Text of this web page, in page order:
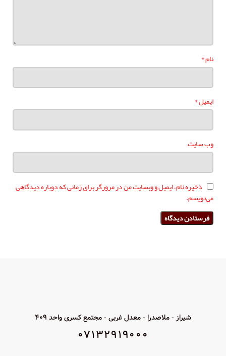
نام*
ایمیل*
وب‌ سایت
ذخیره نام، ایمیل و وبسایت من در مرورگر برای زمانی که دوباره دیدگاهی
می‌نویسم.
شیراز - ملاصدرا - معدل غربی - مجتمع کسری واحد 409
07132919000